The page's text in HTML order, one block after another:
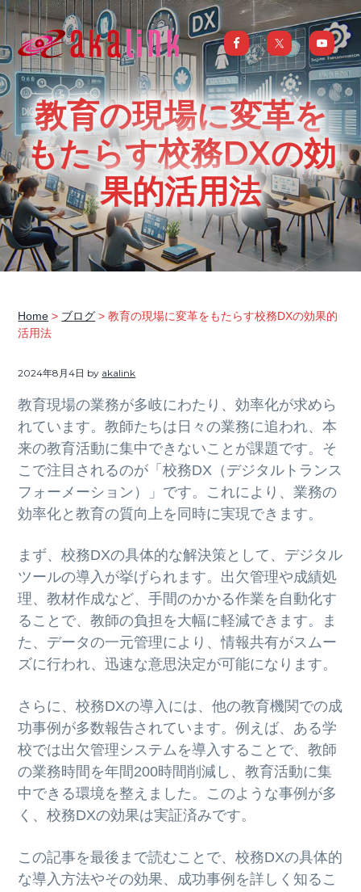
S
i
p
t
o
p
r
i
m
a
r
y
S
i
p
t
o
m
a
i
n
c
o
n
S
i
p
t
o
p
r
i
m
a
r
y
S
i
p
t
o
f
o
o
e
r
はじめてのAI、DXならアカリンク
IT
の
発
展
と
共
に
DX/AI
推
進
を
行
い、
進
化
し
け
る
中
小
企
ご
と
サ
教育の現場に変革を
もたらす校務DXの効
果的活用法
Home > ブログ > 教育の現場に変革をもたらす校務DXの効果的
活用法
2024年8月4日 by akalink
教育現場の業務が多岐にわたり、効率化が求めら
れています。教師たちは日々の業務に追われ、本
来の教育活動に集中できないことが課題です。そ
こで注目されるのが「校務DX（デジタルトランス
フォーメーション）」です。これにより、業務の
効率化と教育の質向上を同時に実現できます。
まず、校務DXの具体的な解決策として、デジタル
ツールの導入が挙げられます。出欠管理や成績処
理、教材作成など、手間のかかる作業を自動化す
ることで、教師の負担を大幅に軽減できます。ま
た、データの一元管理により、情報共有がスムー
ズに行われ、迅速な意思決定が可能になります。
さらに、校務DXの導入には、他の教育機関での成
功事例が多数報告されています。例えば、ある学
校では出欠管理システムを導入することで、教師
の業務時間を年間200時間削減し、教育活動に集
中できる環境を整えました。このような事例が多
く、校務DXの効果は実証済みです。
この記事を最後まで読むことで、校務DXの具体的
な導入方法やその効果、成功事例を詳しく知るこ